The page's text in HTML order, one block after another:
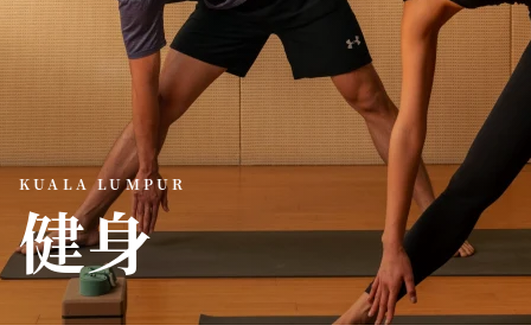
KUALA LUMPUR
健身